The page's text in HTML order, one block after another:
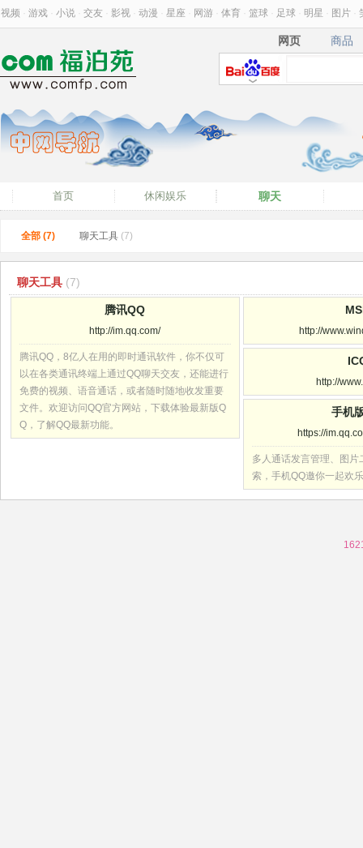
视频 游戏 小说 交友 影视 动漫 星座 网游 体育 篮球 足球 明星 图片
网页
网页 商品
商品
首页 休闲娱乐 聊天
全部 (7) 聊天工具 (7)
聊天工具 (7)
腾讯QQ
http://im.qq.com/
腾讯QQ，8亿人在用的即时通讯软件，你不仅可
以在各类通讯终端上通过QQ聊天交友，还能进行
免费的视频、语音通话，或者随时随地收发重要
文件。欢迎访问QQ官方网站，下载体验最新版Q
Q，了解QQ最新功能。
http://
http://
手机
https://
多人通话发言管理、图
索，手机QQ邀你一起欢